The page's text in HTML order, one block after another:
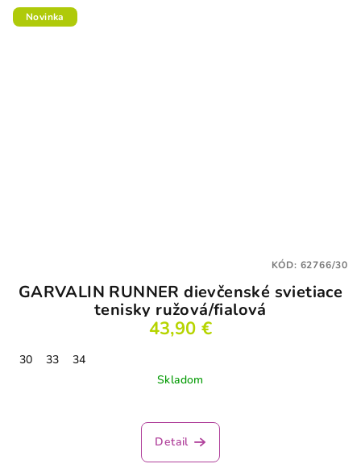
Novinka
GARVALIN RUNNER dievčenské svietiace
tenisky ružová/fialová
43,90 €
30 33
34
Skladom
Detail
KÓD: 62766/30